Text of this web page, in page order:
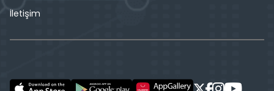
İletişim